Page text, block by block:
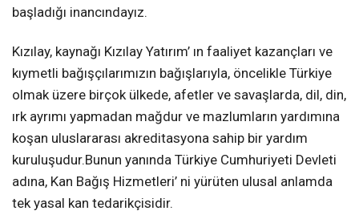
başladığı inancındayız.
Kızılay, kaynağı Kızılay Yatırım’ ın faaliyet kazançları ve
kıymetli bağışçılarımızın bağışlarıyla, öncelikle Türkiye
olmak üzere birçok ülkede, afetler ve savaşlarda, dil, din,
ırk ayrımı yapmadan mağdur ve mazlumların yardımına
koşan uluslararası akreditasyona sahip bir yardım
kuruluşudur.Bunun yanında Türkiye Cumhuriyeti Devleti
adına, Kan Bağış Hizmetleri’ ni yürüten ulusal anlamda
tek yasal kan tedarikçisidir.